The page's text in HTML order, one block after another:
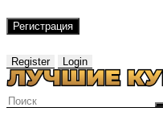
Регистрация
Register Login